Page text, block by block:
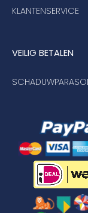
KLANTENSERVICE
VEILIG BETALEN